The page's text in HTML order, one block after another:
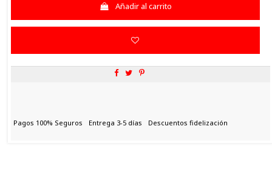
Añadir al carrito
Pagos 100% Seguros Entrega 3-5 días Descuentos fidelización